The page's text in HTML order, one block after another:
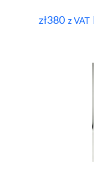
zł380 z VAT